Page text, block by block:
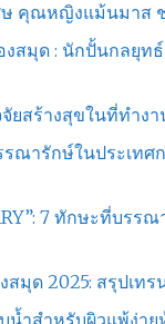
ษ คุณหญิงแม้นมาส
สมุด : นักปั้นกลยุท
ยสร้างสุขในที่ทำง
รณารักษ์ในประเทศ
7 ทักษะที่บรร
สมุด 2025: สรุปเท